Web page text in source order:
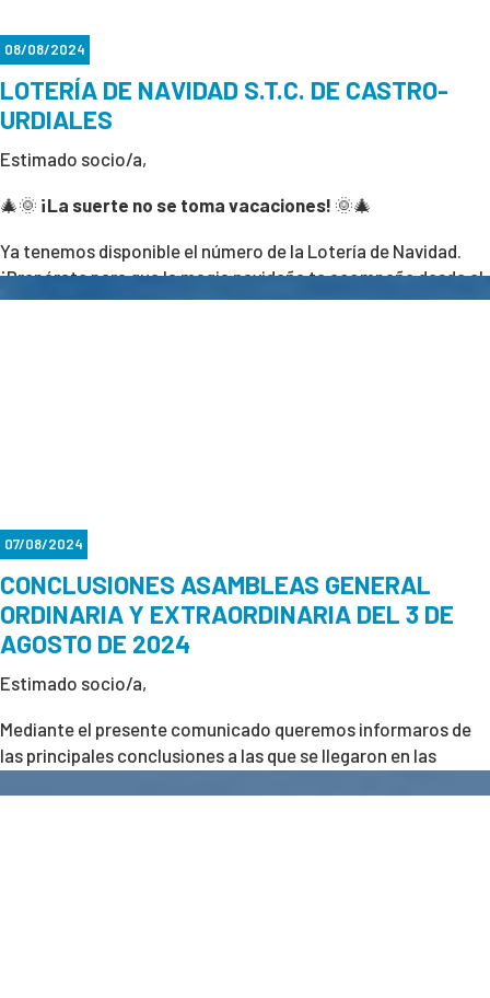
08/08/2024
LOTERÍA DE NAVIDAD S.T.C. DE CASTRO-
URDIALES
Estimado socio/a,
🎄🌞 ¡La suerte no se toma vacaciones! 🌞🎄
Ya tenemos disponible el número de la Lotería de Navidad.
¡Prepárate para que la magia navideña te acompañe desde el
verano! 🌴🍀
07/08/2024
CONCLUSIONES ASAMBLEAS GENERAL
ORDINARIA Y EXTRAORDINARIA DEL 3 DE
AGOSTO DE 2024
Estimado socio/a,
Mediante el presente comunicado queremos informaros de
las principales conclusiones a las que se llegaron en las